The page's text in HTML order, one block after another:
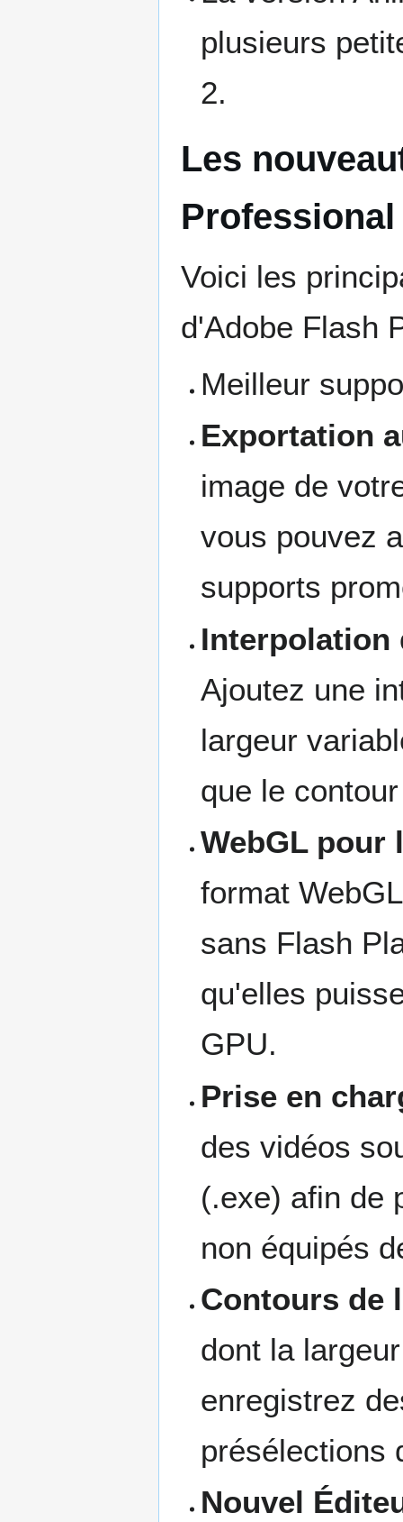
plusieurs
2.
Les
Professional
Voici les
d'Adobe Flash
Meilleur
Exportation
image de
vous pouvez
supports
Interpolation
Ajoutez une
largeur
que le
WebGL pour
format
sans Flash
qu'elles
GPU.
Prise en
des vidéos
(.exe) afin de
non équipés
Contours de
dont la
enregistrez
présélections
Nouvel